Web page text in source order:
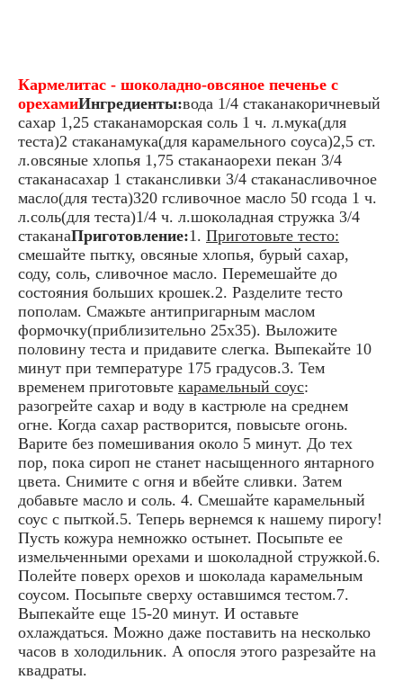
Кармелитас - шоколадно-овсяное печенье с
орехамиИнгредиенты:вода 1/4 стаканакоричневый
сахар 1,25 стаканаморская соль 1 ч. л.мука(для
теста)2 стаканамука(для карамельного соуса)2,5 ст.
л.овсяные хлопья 1,75 стаканаорехи пекан 3/4
стаканасахар 1 стакансливки 3/4 стаканасливочное
масло(для теста)320 гсливочное масло 50 гсода 1 ч.
л.соль(для теста)1/4 ч. л.шоколадная стружка 3/4
стаканаПриготовление:1. Приготовьте тесто:
смешайте пытку, овсяные хлопья, бурый сахар,
соду, соль, сливочное масло. Перемешайте до
состояния больших крошек.2. Разделите тесто
пополам. Смажьте антипригарным маслом
формочку(приблизительно 25х35). Выложите
половину теста и придавите слегка. Выпекайте 10
минут при температуре 175 градусов.3. Тем
временем приготовьте карамельный соус:
разогрейте сахар и воду в кастрюле на среднем
огне. Когда сахар растворится, повысьте огонь.
Варите без помешивания около 5 минут. До тех
пор, пока сироп не станет насыщенного янтарного
цвета. Снимите с огня и вбейте сливки. Затем
добавьте масло и соль. 4. Смешайте карамельный
соус с пыткой.5. Теперь вернемся к нашему пирогу!
Пусть кожура немножко остынет. Посыпьте ее
измельченными орехами и шоколадной стружкой.6.
Полейте поверх орехов и шоколада карамельным
соусом. Посыпьте сверху оставшимся тестом.7.
Выпекайте еще 15-20 минут. И оставьте
охлаждаться. Можно даже поставить на несколько
часов в холодильник. А опосля этого разрезайте на
квадраты.